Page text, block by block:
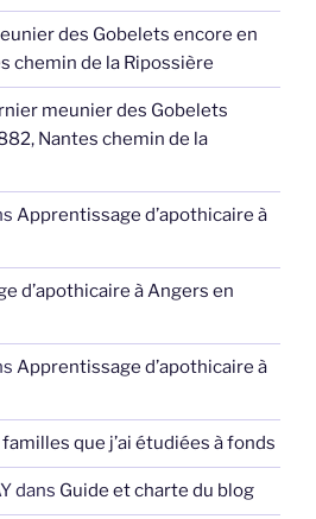
des Gobelets encore en
chemin de la Ripossière
meunier des Gobelets
Nantes chemin de la
Apprentissage d’apothicaire à
d’apothicaire à Angers en
Apprentissage d’apothicaire à
familles que j’ai étudiées à fonds
dans Guide et charte du blog